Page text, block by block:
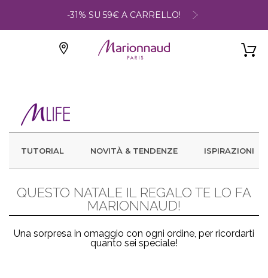
-31% SU 59€ A CARRELLO!
TUTORIAL NOVITÀ & TENDENZE ISPIRAZIONI
QUESTO NATALE IL REGALO TE LO FA
MARIONNAUD!
Una sorpresa in omaggio con ogni ordine, per ricordarti
quanto sei speciale!